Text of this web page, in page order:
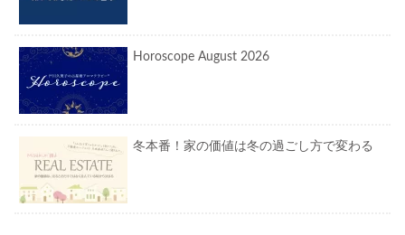
Horoscope August 2026
冬本番！家の価値は冬の過ごし方で変わる